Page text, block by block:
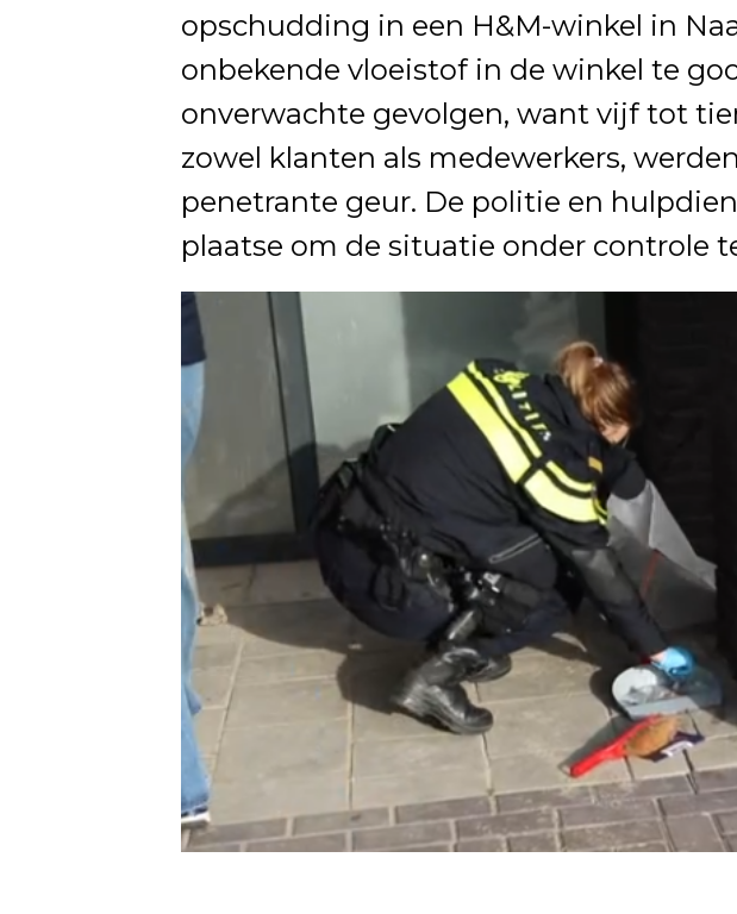
opschudding in een H&M-winkel in
onbekende vloeistof in de winkel te
onverwachte gevolgen, want vijf tot
zowel klanten als medewerkers,
penetrante geur. De politie en
plaatse om de situatie onder controle